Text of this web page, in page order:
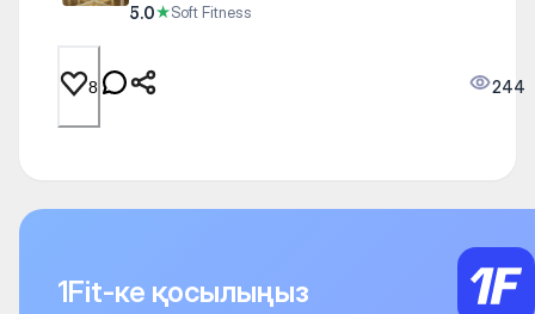
5.0★Soft Fitness
8 244
1Fit-ке қосылыңыз